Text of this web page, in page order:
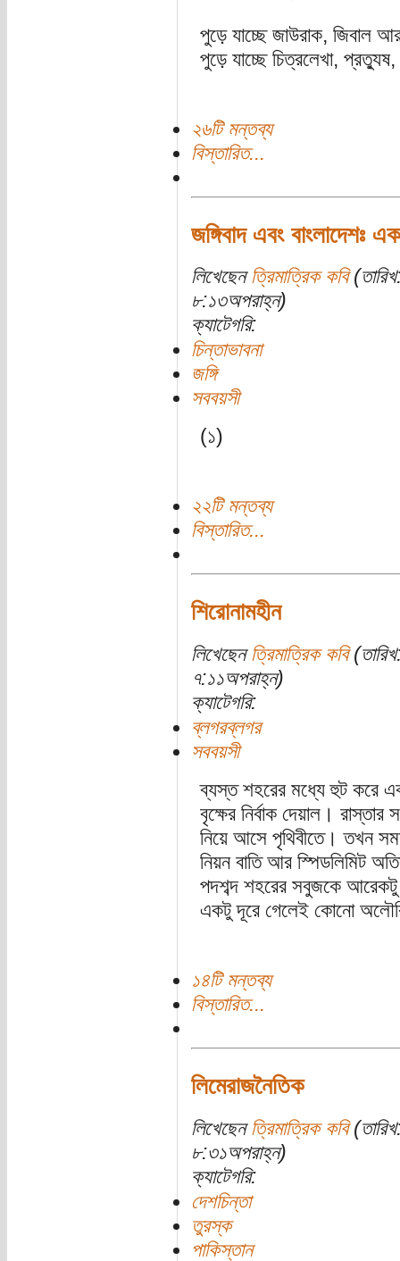
পুড়ে যাচ্ছে জাউরাক, জিবাল আর
পুড়ে যাচ্ছে চিত্রলেখা, প্রত্যুষ,
২৬টি মন্তব্য
বিস্তারিত...
জঙ্গিবাদ এবং বাংলাদেশঃ
লিখেছেনত্রিমাত্রিক কবি
৮:১৩অপরাহ্ন)
ক্যাটেগরি:
চিন্তাভাবনা
জঙ্গি
সববয়সী
(১)
২২টি মন্তব্য
বিস্তারিত...
শিরোনামহীন
লিখেছেনত্রিমাত্রিক কবি
৭:১১অপরাহ্ন)
ক্যাটেগরি:
ব্লগরব্লগর
সববয়সী
ব্যস্ত শহরের মধ্যে হুট করে
বৃক্ষের নির্বাক দেয়াল।
নিয়ে আসে পৃথিবীতে। তখন
নিয়ন বাতি আর স্পিডলিমিট
পদশব্দ শহরের সবুজকে আরেকটু
একটু দূরে গেলেই কোনো
১৪টি মন্তব্য
বিস্তারিত...
লিমেরাজনৈতিক
লিখেছেনত্রিমাত্রিক কবি
৮:৩১অপরাহ্ন)
ক্যাটেগরি:
দেশচিন্তা
তুরস্ক
পাকিস্তান